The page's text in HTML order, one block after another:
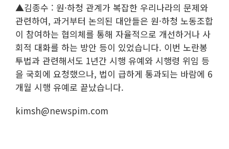
▲김종수 : 원·하청 관계가 복잡한 우리나라의 문제와
관련하여, 과거부터 논의된 대안들은 원·하청 노동조합
이 참여하는 협의체를 통해 자율적으로 개선하거나 사
회적 대화를 하는 방안 등이 있었습니다. 이번 노란봉
투법과 관련해서도 1년간 시행 유예와 시행령 위임 등
을 국회에 요청했으나, 법이 급하게 통과되는 바람에 6
개월 시행 유예로 끝났습니다.
kimsh@newspim.com